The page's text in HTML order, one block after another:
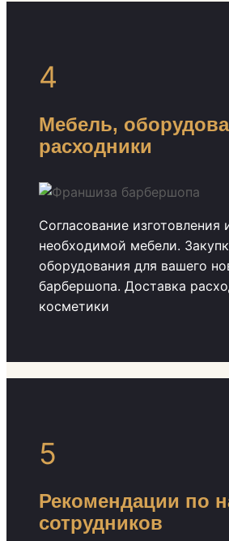
4
Мебель,
расходники
Согласование изготовления
необходимой мебели.
оборудования для вашего
барбершопа. Доставка
косметики
5
Рекомендации по
сотрудников